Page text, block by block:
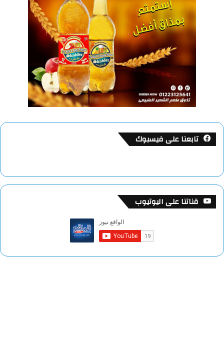
تابعنا على فيسبوك
قناتنا على اليوتيوب